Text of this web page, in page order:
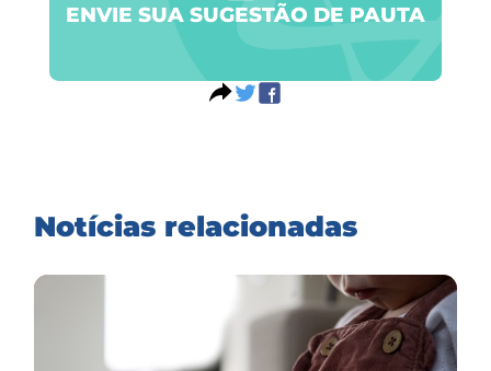
ENVIE SUA SUGESTÃO DE PAUTA
Notícias relacionadas